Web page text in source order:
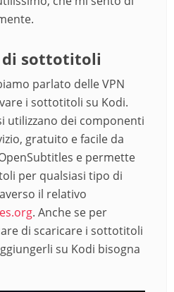
di sottotitoli
parlato delle VPN
i sottotitoli su Kodi.
utilizzano dei componenti
gratuito e facile da
e permette
per qualsiasi tipo di
il relativo
. Anche se per
di scaricare i sottotitoli
su Kodi bisogna